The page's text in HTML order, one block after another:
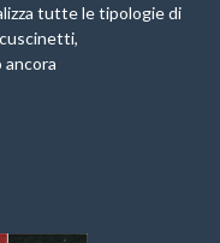
tutte le tipologie di